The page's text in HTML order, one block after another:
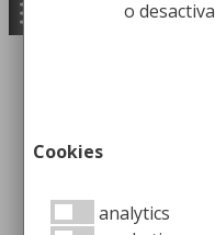
Escalera
o
Cookies
analytics